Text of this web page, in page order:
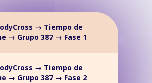
→ Tiempo de
→ Grupo 387 → Fase 1
→ Tiempo de
→ Grupo 387 → Fase 2